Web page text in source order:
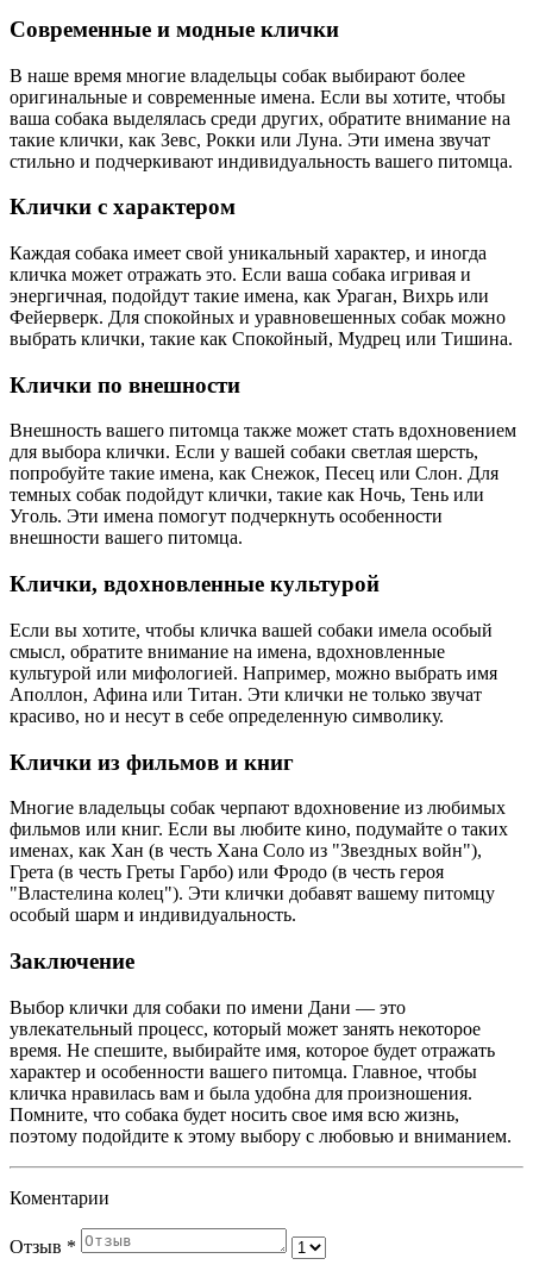
Современные и модные клички
В наше время многие владельцы собак выбирают более
оригинальные и современные имена. Если вы хотите, чтобы
ваша собака выделялась среди других, обратите внимание на
такие клички, как Зевс, Рокки или Луна. Эти имена звучат
стильно и подчеркивают индивидуальность вашего питомца.
Клички с характером
Каждая собака имеет свой уникальный характер, и иногда
кличка может отражать это. Если ваша собака игривая и
энергичная, подойдут такие имена, как Ураган, Вихрь или
Фейерверк. Для спокойных и уравновешенных собак можно
выбрать клички, такие как Спокойный, Мудрец или Тишина.
Клички по внешности
Внешность вашего питомца также может стать вдохновением
для выбора клички. Если у вашей собаки светлая шерсть,
попробуйте такие имена, как Снежок, Песец или Слон. Для
темных собак подойдут клички, такие как Ночь, Тень или
Уголь. Эти имена помогут подчеркнуть особенности
внешности вашего питомца.
Клички, вдохновленные культурой
Если вы хотите, чтобы кличка вашей собаки имела особый
смысл, обратите внимание на имена, вдохновленные
культурой или мифологией. Например, можно выбрать имя
Аполлон, Афина или Титан. Эти клички не только звучат
красиво, но и несут в себе определенную символику.
Клички из фильмов и книг
Многие владельцы собак черпают вдохновение из любимых
фильмов или книг. Если вы любите кино, подумайте о таких
именах, как Хан (в честь Хана Соло из "Звездных войн"),
Грета (в честь Греты Гарбо) или Фродо (в честь героя
"Властелина колец"). Эти клички добавят вашему питомцу
особый шарм и индивидуальность.
Заключение
Выбор клички для собаки по имени Дани — это
увлекательный процесс, который может занять некоторое
время. Не спешите, выбирайте имя, которое будет отражать
характер и особенности вашего питомца. Главное, чтобы
кличка нравилась вам и была удобна для произношения.
Помните, что собака будет носить свое имя всю жизнь,
поэтому подойдите к этому выбору с любовью и вниманием.
Коментарии
Отзыв *